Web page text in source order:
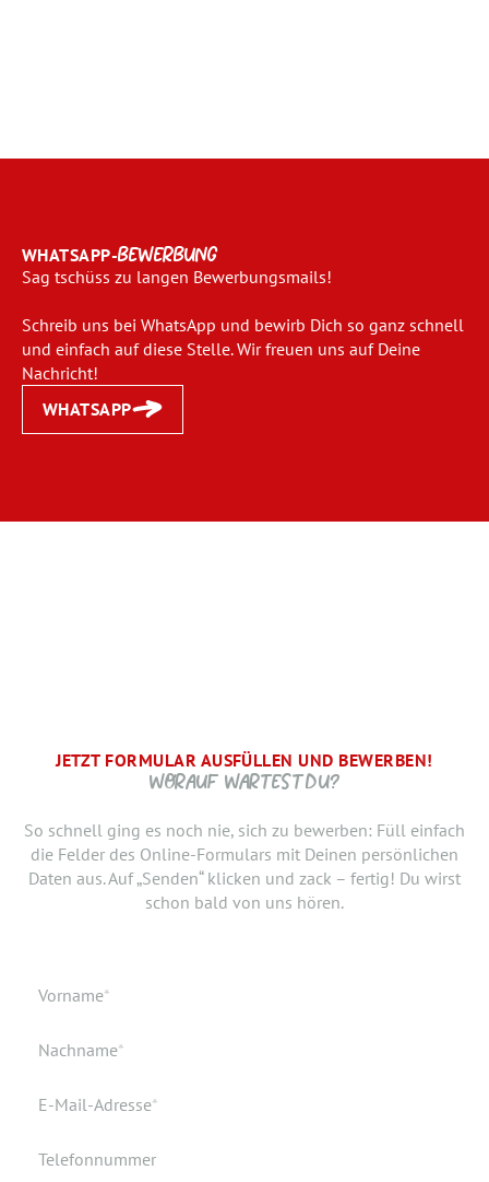
WHATSAPP-BEWERBUNG
Sag tschüss zu langen Bewerbungsmails!
Schreib uns bei WhatsApp und bewirb Dich so ganz schnell
und einfach auf diese Stelle. Wir freuen uns auf Deine
Nachricht!
WHATSAPP
JETZT FORMULAR AUSFÜLLEN UND BEWERBEN!
WORAUF WARTEST DU?
So schnell ging es noch nie, sich zu bewerben: Füll einfach
die Felder des Online-Formulars mit Deinen persönlichen
Daten aus. Auf „Senden“ klicken und zack – fertig! Du wirst
schon bald von uns hören.
Pflichtfeld
Vorname*
Pflichtfeld
Nachname*
Pflichtfeld
E-Mail-Adresse*
Telefonnummer
BRAUCHEN WIR NOCH ...
SCHRITT.
bist, den neuen Job anzutreten. Du möchtest Deiner
Bewerbung doch noch einen Lebenslauf oder ein anderes
Dokument hinzufügen? Hier kannst Du es hochladen.
Verfügbar ab
Dokumente
Ich akzeptiere die elektronische Speicherung meiner Daten
DANKE, WIR FREUEN UNS AUF DICH UND MELDEN UNS